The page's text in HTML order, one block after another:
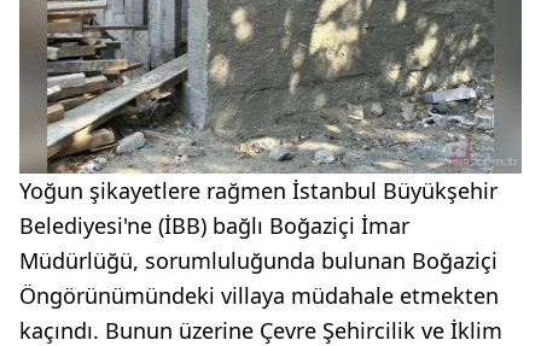
Yoğun şikayetlere rağmen İstanbul Büyükşehir
Belediyesi'ne (İBB) bağlı Boğaziçi İmar
Müdürlüğü, sorumluluğunda bulunan Boğaziçi
Öngörünümündeki villaya müdahale etmekten
kaçındı. Bunun üzerine Çevre Şehircilik ve İklim